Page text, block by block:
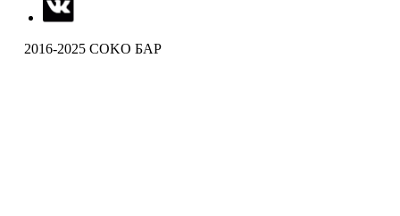
2016-2025 COKO БАР